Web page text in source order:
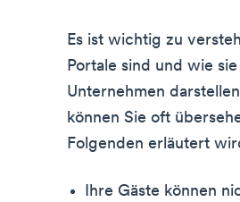
Es ist wichtig zu
Portale sind und wie
Unternehmen
können Sie oft
Folgenden erläutert
Ihre Gäste können